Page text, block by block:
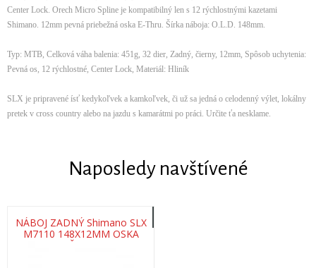
Center Lock. Orech Micro Spline je kompatibilný len s 12 rýchlostnými kazetami
Shimano. 12mm pevná priebežná oska E-Thru. Šírka náboja: O.L.D. 148mm.
Typ: MTB, Celková váha balenia: 451g, 32 dier, Zadný, čierny, 12mm, Spôsob uchytenia:
Pevná os, 12 rýchlostné, Center Lock, Materiál: Hliník
SLX je pripravené ísť kedykoľvek a kamkoľvek, či už sa jedná o celodenný výlet, lokálny
pretek v cross country alebo na jazdu s kamarátmi po práci. Určite ťa nesklame.
Naposledy navštívené
NÁBOJ ZADNÝ Shimano SLX
M7110 148X12MM OSKA
32D. 12-K. ČIERNY CENTER